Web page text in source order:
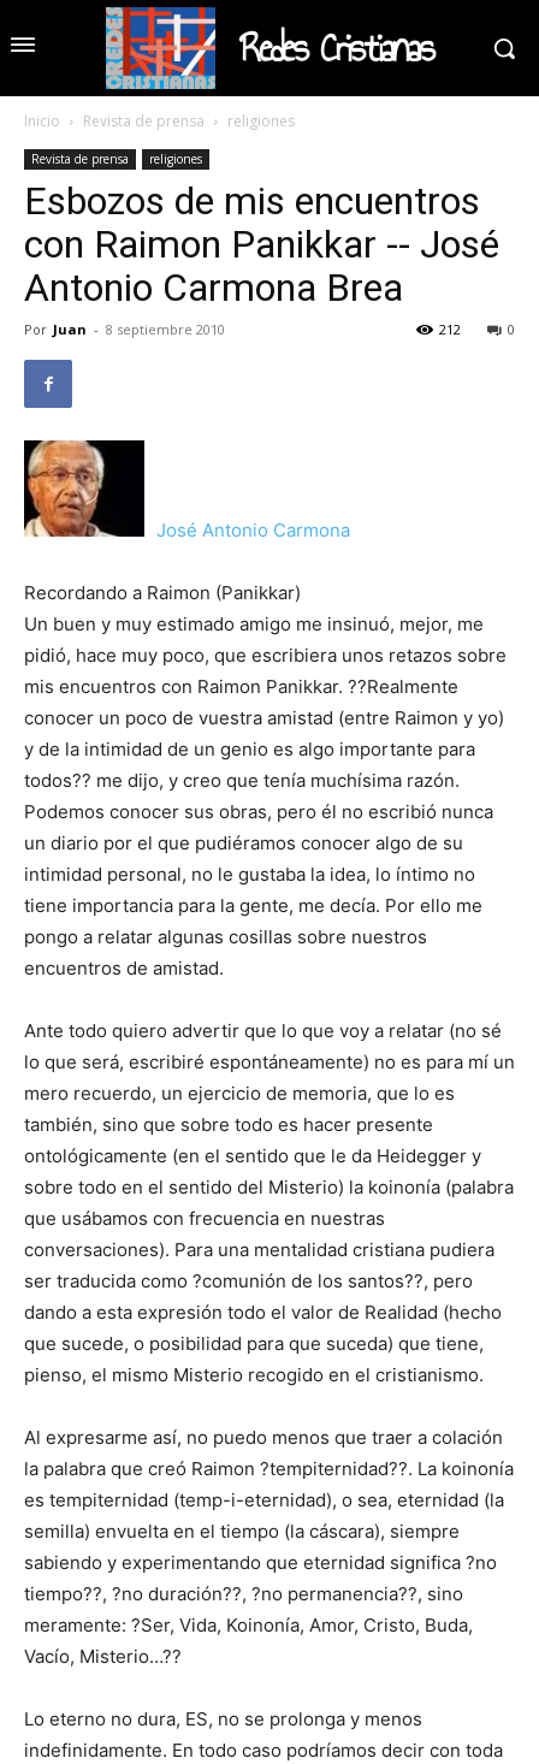
Redes Cristianas
Inicio Revista de prensa religiones
Revista de prensa religiones
Esbozos de mis encuentros
con Raimon Panikkar -- José
Antonio Carmona Brea
Por Juan - 8 septiembre 2010 0
212
José Antonio Carmona
Recordando a Raimon (Panikkar)
Un buen y muy estimado amigo me insinuó, mejor, me
pidió, hace muy poco, que escribiera unos retazos sobre
mis encuentros con Raimon Panikkar. ??Realmente
conocer un poco de vuestra amistad (entre Raimon y yo)
y de la intimidad de un genio es algo importante para
todos?? me dijo, y creo que tenía muchísima razón.
Podemos conocer sus obras, pero él no escribió nunca
un diario por el que pudiéramos conocer algo de su
intimidad personal, no le gustaba la idea, lo íntimo no
tiene importancia para la gente, me decía. Por ello me
pongo a relatar algunas cosillas sobre nuestros
encuentros de amistad.
Ante todo quiero advertir que lo que voy a relatar (no sé
lo que será, escribiré espontáneamente) no es para mí un
mero recuerdo, un ejercicio de memoria, que lo es
también, sino que sobre todo es hacer presente
ontológicamente (en el sentido que le da Heidegger y
sobre todo en el sentido del Misterio) la koinonía (palabra
que usábamos con frecuencia en nuestras
conversaciones). Para una mentalidad cristiana pudiera
ser traducida como ?comunión de los santos??, pero
dando a esta expresión todo el valor de Realidad (hecho
que sucede, o posibilidad para que suceda) que tiene,
pienso, el mismo Misterio recogido en el cristianismo.
Al expresarme así, no puedo menos que traer a colación
la palabra que creó Raimon ?tempiternidad??. La koinonía
es tempiternidad (temp-i-eternidad), o sea, eternidad (la
semilla) envuelta en el tiempo (la cáscara), siempre
sabiendo y experimentando que eternidad significa ?no
tiempo??, ?no duración??, ?no permanencia??, sino
meramente: ?Ser, Vida, Koinonía, Amor, Cristo, Buda,
Vacío, Misterio…??
Lo eterno no dura, ES, no se prolonga y menos
indefinidamente. En todo caso podríamos decir con toda